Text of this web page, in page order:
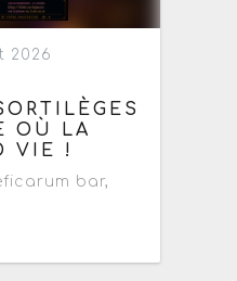
2026
OÙ LA
VIE !
bar,